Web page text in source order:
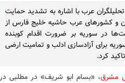
عرب با اشاره به تشدید حمایت
و کشورهای عرب حاشیه خلیج فارس از
در سوریه بر ضرورت اقدام کوبنده
برای آزادسازی ادلب و تمامیت ارضی
کرد.
مشرق، «بسام ابو شریف» در مطلبی در